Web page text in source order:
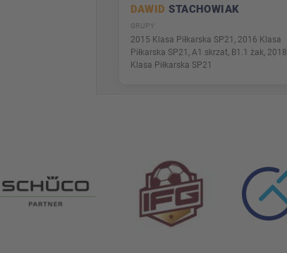
DAWID STACHOWIAK
GRUPY
2015 Klasa Piłkarska SP21, 2016 Klasa
Piłkarska SP21, A1 skrzat, B1.1 żak, 2018
Klasa Piłkarska SP21